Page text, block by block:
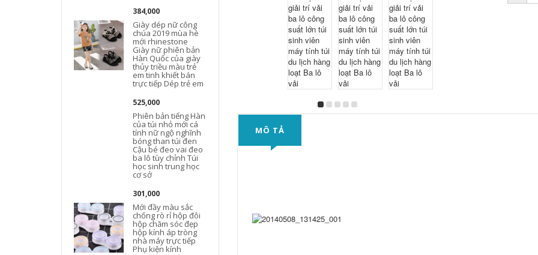
384,000
Giày dép nữ công
chúa 2019 mùa hè
mới rhinestone
Giày nữ phiên bản
Hàn Quốc của giày
thủy triều màu trẻ
em tinh khiết bán
trực tiếp Dép trẻ em
525,000
Phiên bản tiếng Hàn
của túi nhỏ mới cá
tính nữ ngộ nghĩnh
bóng than túi đen
Cậu bé đeo vai đeo
ba lô tùy chỉnh Túi
học sinh trung học
cơ sở
301,000
Mới đầy màu sắc
chống rò rỉ hộp đôi
hộp chăm sóc đẹp
hộp kính áp tròng
nhà máy trực tiếp
Phụ kiện kính
MÔ TẢ